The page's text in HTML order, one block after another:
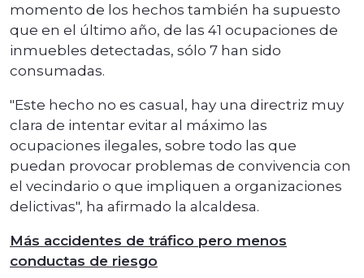
momento de los hechos también ha supuesto
que en el último año, de las 41 ocupaciones de
inmuebles detectadas, sólo 7 han sido
consumadas.
"Este hecho no es casual, hay una directriz muy
clara de intentar evitar al máximo las
ocupaciones ilegales, sobre todo las que
puedan provocar problemas de convivencia con
el vecindario o que impliquen a organizaciones
delictivas", ha afirmado la alcaldesa.
Más accidentes de tráfico pero menos
conductas de riesgo